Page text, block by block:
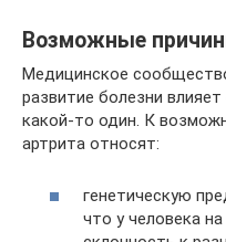
Возможные
Медицинское
развитие болезни
какой-то один. К
артрита относят:
генетическую
что у человека